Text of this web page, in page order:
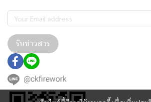
รับข่าวสาร
@ckfirework